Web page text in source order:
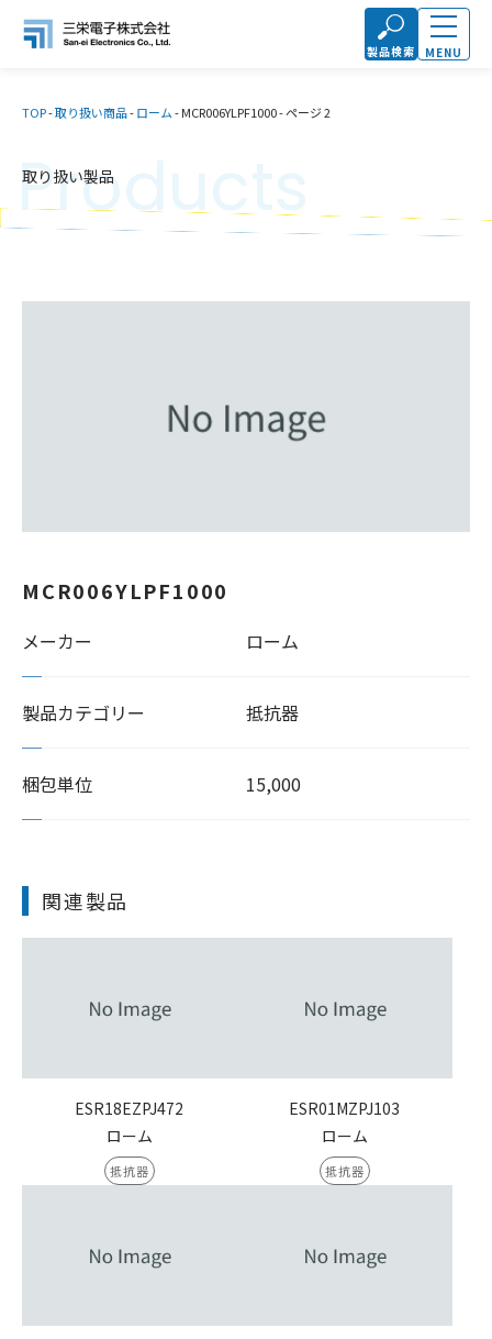
製品検索 MENU
TOP-取り扱い商品-ローム-MCR006YLPF1000-ページ 2
取り扱い製品
Products
MCR006YLPF1000
メーカー ローム
製品カテゴリー 抵抗器
梱包単位 15,000
関連製品
ESR18EZPJ472
ローム
抵抗器
ESR01MZPJ103
ローム
抵抗器